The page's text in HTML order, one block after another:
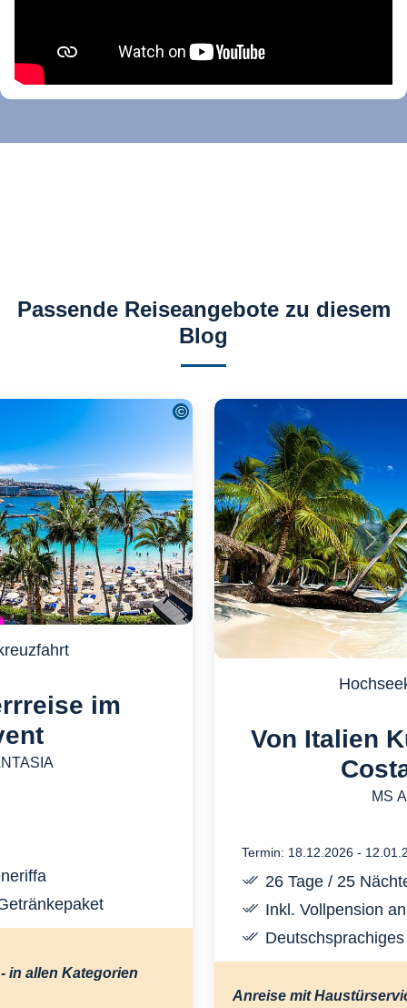
Passende Reiseangebote zu diesem
Blog
im
in allen Kategorien
Von Italien
MS
Termin: 18.12.2026 -
26 Tage / 25
Inkl. Vollpension
Anreise mit